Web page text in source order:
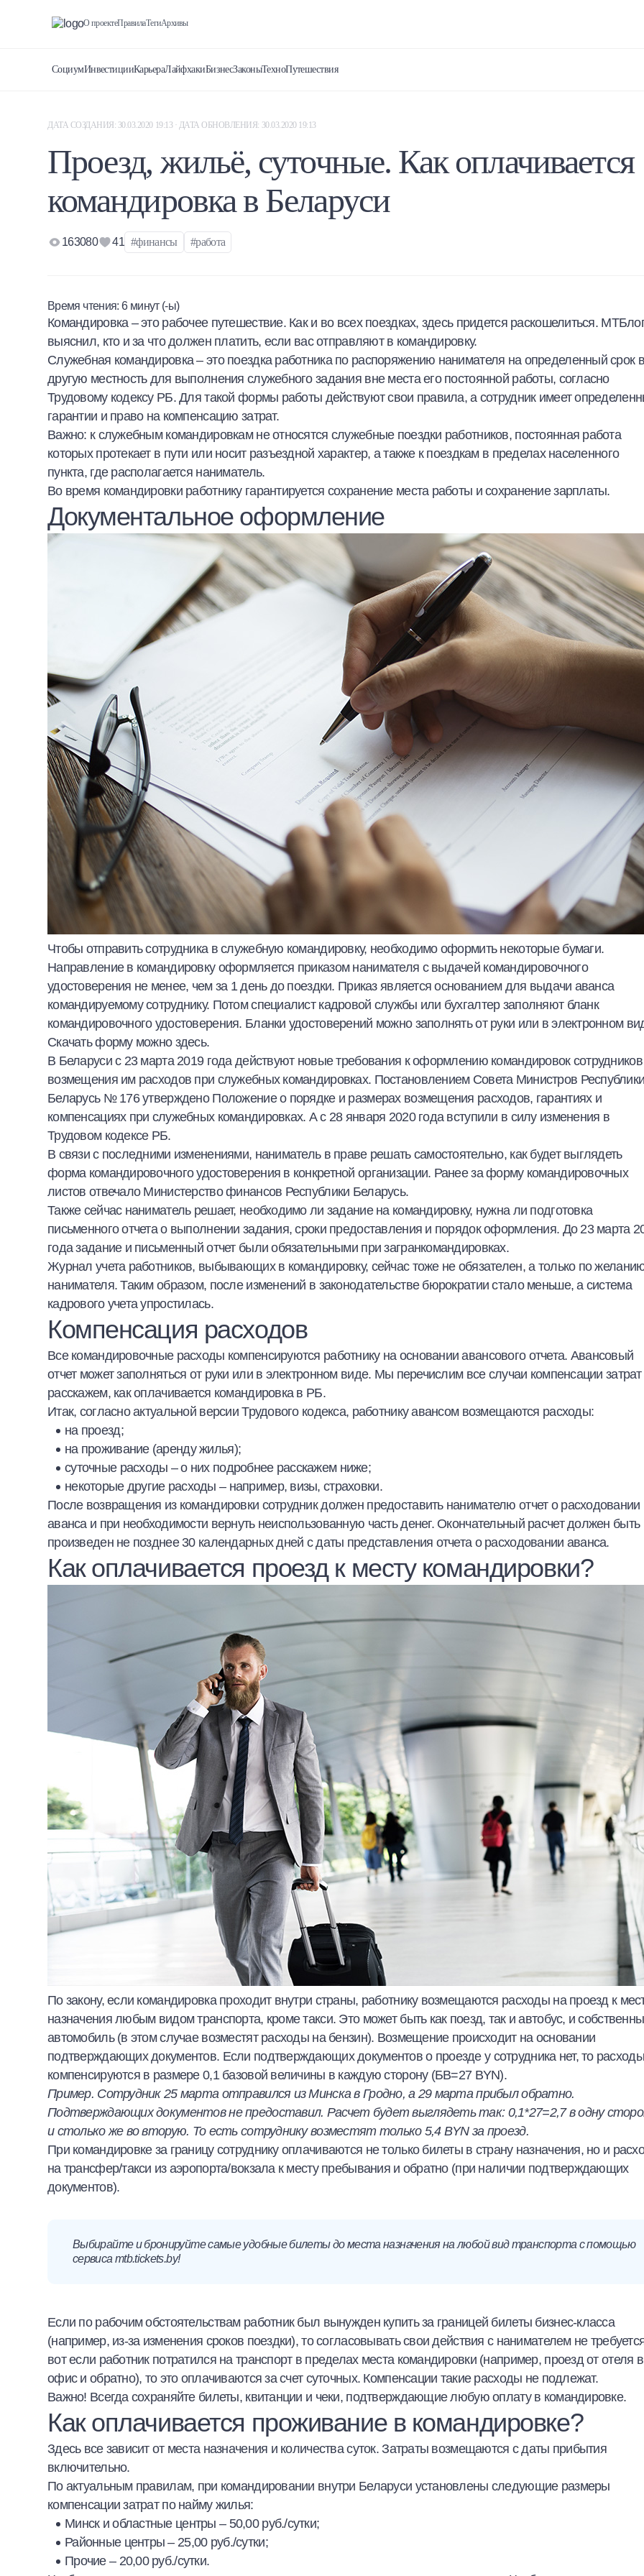
О проектеПравилаТегиАрхивы
СоциумИнвестицииКарьераЛайфхакиБизнесЗаконыТехноПутешествия
Халва
Онлайн-обменник
Премиальный сервис Prime Line
Мобильный банк MOBY
Потребительский кредит
Карта КАКТУС
ДАТА СОЗДАНИЯ: 30.03.2020 19:13 · ДАТА ОБНОВЛЕНИЯ: 30.03.2020 19:13
Проезд, жильё, суточные. Как оплачивается
командировка в Беларуси
163080 41 #финансы #работа
Время чтения:6 минут (-ы)
Командировка – это рабочее путешествие. Как и во всех поездках, здесь придется раскошелиться.
выяснил, кто и за что должен платить, если вас отправляют в командировку.
Служебная командировка – это поездка работника по распоряжению нанимателя на определенный срок в
другую местность для выполнения служебного задания вне места его постоянной работы, согласно
Трудовому кодексу РБ. Для такой формы работы действуют свои правила, а сотрудник имеет
гарантии и право на компенсацию затрат.
Важно: к служебным командировкам не относятся служебные поездки работников, постоянная работа
которых протекает в пути или носит разъездной характер, а также к поездкам в пределах населенного
пункта, где располагается наниматель.
Во время командировки работнику гарантируется сохранение места работы и сохранение зарплаты.
Документальное оформление
Чтобы отправить сотрудника в служебную командировку, необходимо оформить некоторые бумаги.
Направление в командировку оформляется приказом нанимателя с выдачей командировочного
удостоверения не менее, чем за 1 день до поездки. Приказ является основанием для выдачи аванса
командируемому сотруднику. Потом специалист кадровой службы или бухгалтер заполняют бланк
командировочного удостоверения. Бланки удостоверений можно заполнять от руки или в электронном
Скачать формуможно здесь.
В Беларуси с 23 марта 2019 года действуют новые требования к оформлению командировок
возмещения им расходов при служебных командировках. Постановлением Совета Министров
Беларусь № 176 утверждено Положение о порядке и размерах возмещения расходов, гарантиях и
компенсациях при служебных командировках. А с 28 января 2020 года вступили в силу изменения в
Трудовом кодексе РБ.
В связи с последними изменениями, наниматель в праве решать самостоятельно, как будет выглядеть
форма командировочного удостоверения в конкретной организации. Ранее за форму командировочных
листов отвечало Министерство финансов Республики Беларусь.
Также сейчас наниматель решает, необходимо ли задание на командировку, нужна ли подготовка
письменного отчета о выполнении задания, сроки предоставления и порядок оформления. До 23 марта
года задание и письменный отчет были обязательными при загранкомандировках.
Журнал учета работников, выбывающих в командировку, сейчас тоже не обязателен, а только по
нанимателя. Таким образом, после изменений в законодательстве бюрократии стало меньше, а система
кадрового учета упростилась.
Компенсация расходов
Все командировочные расходы компенсируются работнику на основании авансового отчета. Авансовый
отчет может заполняться от руки или в электронном виде. Мы перечислим все случаи компенсации
расскажем, как оплачивается командировка в РБ.
Итак, согласно актуальной версии Трудового кодекса, работнику авансом возмещаются расходы:
на проезд;
на проживание (аренду жилья);
суточные расходы – о них подробнее расскажем ниже;
некоторые другие расходы – например, визы, страховки.
После возвращения из командировки сотрудник должен предоставить нанимателю отчет о расходовании
аванса и при необходимости вернуть неиспользованную часть денег. Окончательный расчет должен быть
произведен не позднее 30 календарных дней с даты представления отчета о расходовании аванса.
Как оплачивается проезд к месту командировки?
По закону, если командировка проходит внутри страны, работнику возмещаются расходы на проезд к
назначения любым видом транспорта, кроме такси. Это может быть как поезд, так и автобус, и
автомобиль (в этом случае возместят расходы на бензин). Возмещение происходит на основании
подтверждающих документов. Если подтверждающих документов о проезде у сотрудника нет, то расходы
компенсируются в размере 0,1 базовой величины в каждую сторону (БВ=27 BYN).
Пример. Сотрудник 25 марта отправился из Минска в Гродно, а 29 марта прибыл обратно.
Подтверждающих документов не предоставил. Расчет будет выглядеть так: 0,1*27=2,7 в одну
и столько же во вторую. То есть сотруднику возместят только 5,4 BYN за проезд.
При командировке за границу сотруднику оплачиваются не только билеты в страну назначения, но и
на трансфер/такси из аэропорта/вокзала к месту пребывания и обратно (при наличии подтверждающих
документов).
Выбирайте и бронируйте самые удобные билеты до места назначения на любой вид транспорта с помощью
сервиса mtb.tickets.by!
Если по рабочим обстоятельствам работник был вынужден купить за границей билеты бизнес-класса
(например, из-за изменения сроков поездки), то согласовывать свои действия с нанимателем не
вот если работник потратился на транспорт в пределах места командировки (например, проезд от отеля в
офис и обратно), то это оплачиваются за счет суточных. Компенсации такие расходы не подлежат.
Важно! Всегда сохраняйте билеты, квитанции и чеки, подтверждающие любую оплату в командировке.
Как оплачивается проживание в командировке?
Здесь все зависит от места назначения и количества суток. Затраты возмещаются с даты прибытия
включительно.
По актуальным правилам, при командировании внутри Беларуси установлены следующие размеры
компенсации затрат по найму жилья:
Минск и областные центры – 50,00 руб./сутки;
Районные центры – 25,00 руб./сутки;
Прочие – 20,00 руб./сутки.